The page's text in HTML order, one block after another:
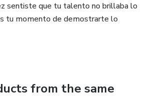
sentiste que tu talento no brillaba lo
tu momento de demostrarte lo
y empieza a crear contenido que
from the same